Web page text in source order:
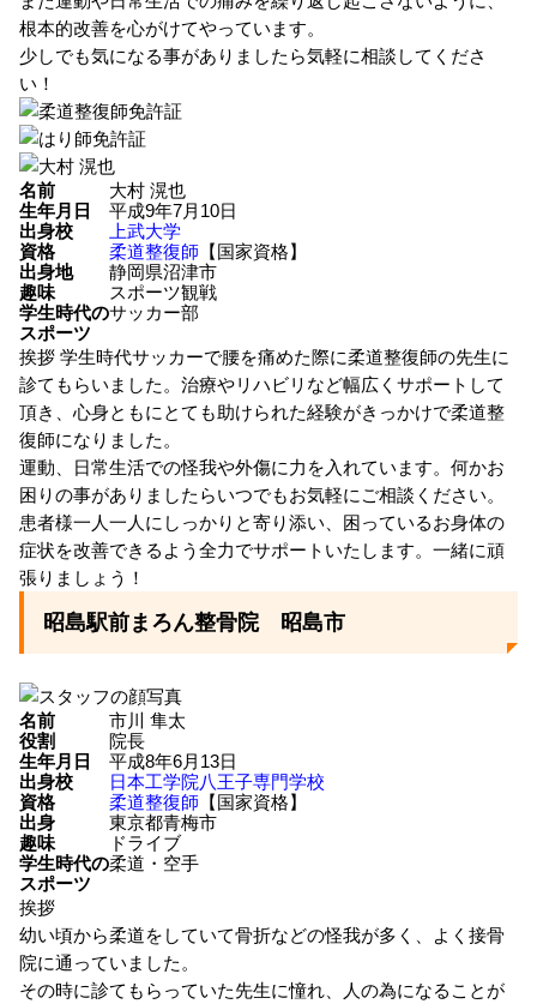
根本的改善を心がけてやっています。
少しでも気になる事がありましたら気軽に相談してくださ
い！
名前
大村 滉也
生年月日
平成9年7月10日
出身校
上武大学
資格
柔道整復師 【国家資格】
出身地
静岡県沼津市
趣味
スポーツ観戦
学生時代の
スポーツ
サッカー部
挨拶 学生時代サッカーで腰を痛めた際に柔道整復師の先生に
診てもらいました。治療やリハビリなど幅広くサポートして
頂き、心身ともにとても助けられた経験がきっかけで柔道整
復師になりました。
運動、日常生活での怪我や外傷に力を入れています。何かお
困りの事がありましたらいつでもお気軽にご相談ください。
患者様一人一人にしっかりと寄り添い、困っているお身体の
症状を改善できるよう全力でサポートいたします。一緒に頑
張りましょう！
昭島駅前まろん整骨院 昭島市
名前
市川 隼太
役割
院長
生年月日
平成8年6月13日
出身校
日本工学院八王子専門学校
資格
柔道整復師 【国家資格】
出身
東京都青梅市
趣味
ドライブ
学生時代の
スポーツ
柔道・空手
挨拶
幼い頃から柔道をしていて骨折などの怪我が多く、よく接骨
院に通っていました。
その時に診てもらっていた先生に憧れ、人の為になることが